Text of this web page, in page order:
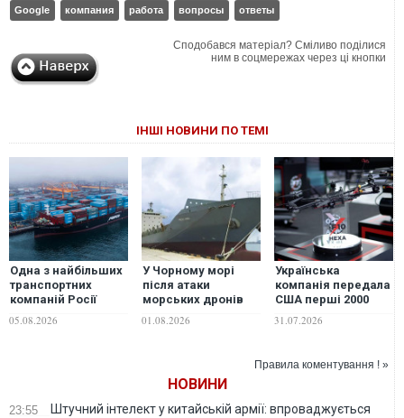
Google компания работа вопросы ответы
Сподобався матеріал? Сміливо поділися
ним в соцмережах через ці кнопки
ІНШІ НОВИНИ ПО ТЕМІ
Одна з найбільших
транспортних
компаній Росії
перевозити
05.08.2026
У Чорному морі
після атаки
морських дронів
контейнеровоз
01.08.2026
Українська
компанія передала
США перші 2000
31.07.2026
Правила коментування ! »
НОВИНИ
23:55
Штучний інтелект у китайській армії: впроваджується